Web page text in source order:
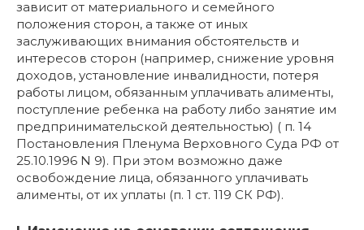
зависит от материального и семейного
положения сторон, а также от иных
заслуживающих внимания обстоятельств и
интересов сторон (например, снижение уровня
доходов, установление инвалидности, потеря
работы лицом, обязанным уплачивать алименты,
поступление ребенка на работу либо занятие им
предпринимательской деятельностью) ( п. 14
Постановления Пленума Верховного Суда РФ от
25.10.1996 N 9). При этом возможно даже
освобождение лица, обязанного уплачивать
алименты, от их уплаты (п. 1 ст. 119 СК РФ).